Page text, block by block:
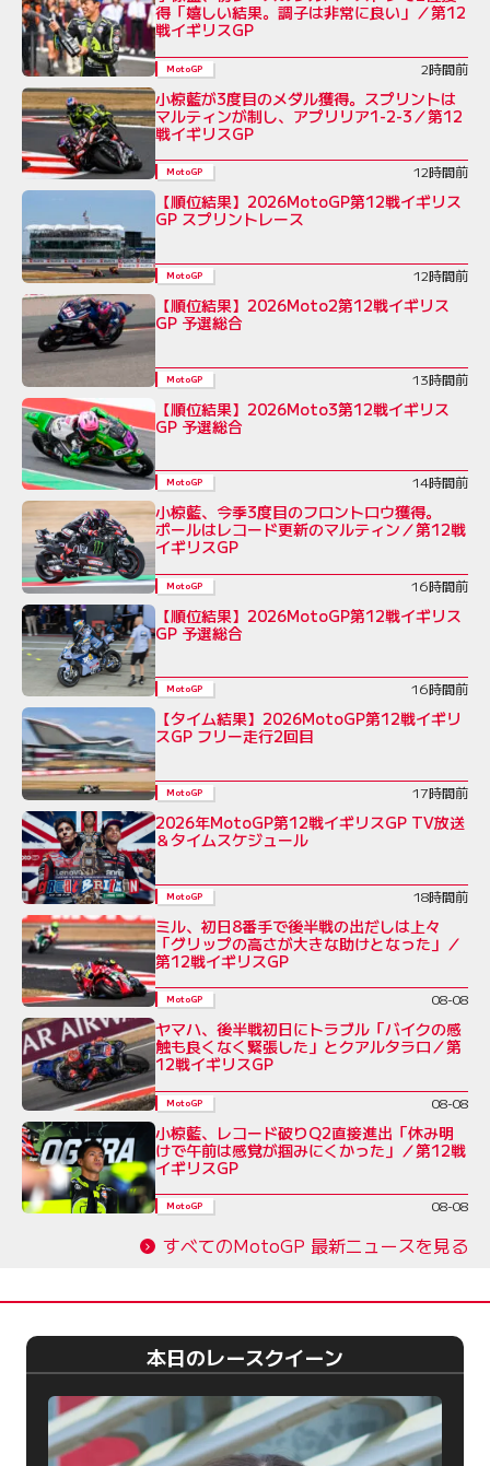
得「嬉しい結果。調子は非常に良い」／第12
戦イギリスGP
MotoGP 2時間前
小椋藍が3度目のメダル獲得。スプリントは
マルティンが制し、アプリリア1-2-3／第12
戦イギリスGP
MotoGP 12時間前
【順位結果】2026MotoGP第12戦イギリス
GP スプリントレース
MotoGP 12時間前
【順位結果】2026Moto2第12戦イギリス
GP 予選総合
MotoGP 13時間前
【順位結果】2026Moto3第12戦イギリス
GP 予選総合
MotoGP 14時間前
小椋藍、今季3度目のフロントロウ獲得。
ポールはレコード更新のマルティン／第12戦
イギリスGP
MotoGP 16時間前
【順位結果】2026MotoGP第12戦イギリス
GP 予選総合
MotoGP 16時間前
【タイム結果】2026MotoGP第12戦イギリ
スGP フリー走行2回目
MotoGP 17時間前
2026年MotoGP第12戦イギリスGP TV放送
＆タイムスケジュール
MotoGP 18時間前
ミル、初日8番手で後半戦の出だしは上々
「グリップの高さが大きな助けとなった」／
第12戦イギリスGP
MotoGP 08-08
ヤマハ、後半戦初日にトラブル「バイクの感
触も良くなく緊張した」とクアルタラロ／第
12戦イギリスGP
MotoGP 08-08
小椋藍、レコード破りQ2直接進出「休み明
けで午前は感覚が掴みにくかった」／第12戦
イギリスGP
MotoGP 08-08
すべてのMotoGP 最新ニュースを見る
本日のレースクイーン